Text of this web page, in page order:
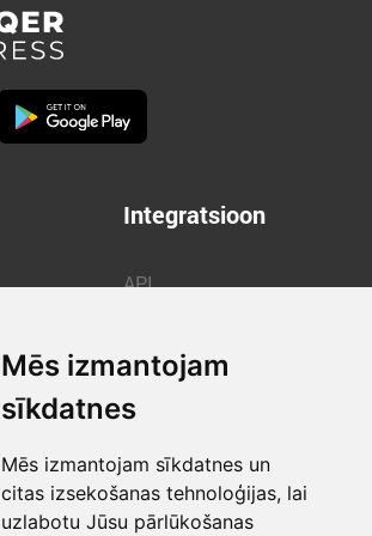
Mēs izmantojam
sīkdatnes
Mēs izmantojam sīkdatnes un
citas izsekošanas tehnoloģijas, lai
uzlabotu Jūsu pārlūkošanas
Integratsioon
API
Struktuuriüksused